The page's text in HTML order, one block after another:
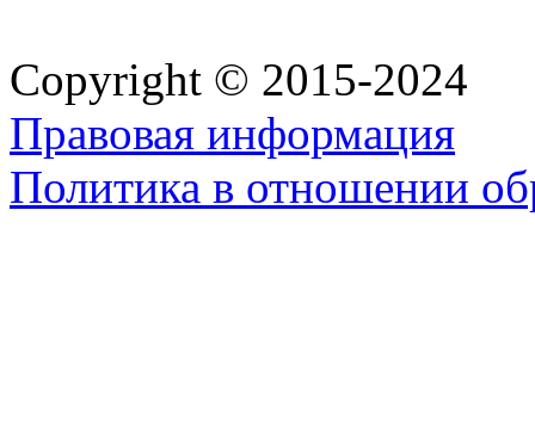
Copyright © 2015-2024
Правовая информация
Политика в отношении